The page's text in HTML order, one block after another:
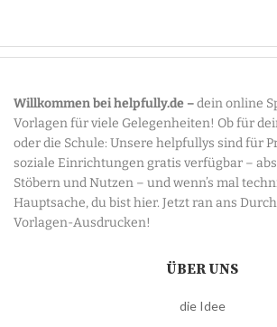
Willkommen bei helpfully.de –dein online
Vorlagen für viele Gelegenheiten! Ob für
oder die Schule: Unsere helpfullys sind für
soziale Einrichtungen gratis verfügbar –
Stöbern und Nutzen – und wenn’s mal
Hauptsache, du bist hier. Jetzt ran ans
Vorlagen-Ausdrucken!
ÜBER UNS
die Idee